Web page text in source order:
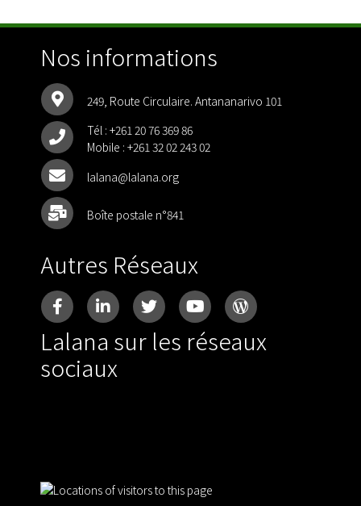
Nos informations
249, Route Circulaire. Antananarivo 101
Tél : +261 20 76 369 86
Mobile : +261 32 02 243 02
lalana@lalana.org
Boîte postale n°841
Autres Réseaux
Lalana sur les réseaux
sociaux